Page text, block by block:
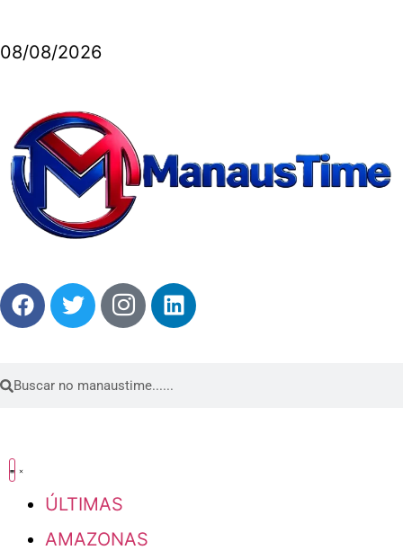
08/08/2026
ÚLTIMAS
AMAZONAS